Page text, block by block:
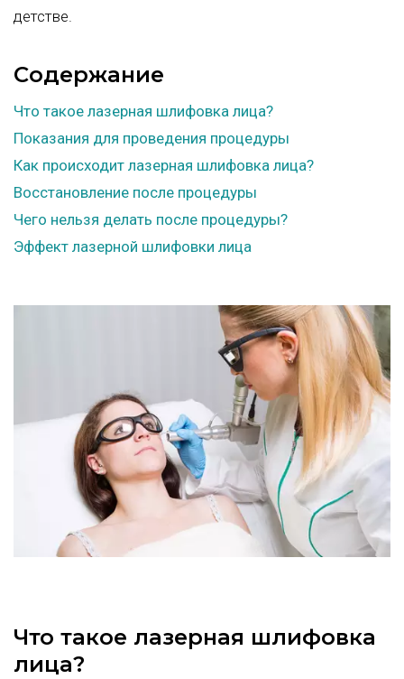
детстве.
Содержание
Что такое лазерная шлифовка лица?
Показания для проведения процедуры
Как происходит лазерная шлифовка лица?
Восстановление после процедуры
Чего нельзя делать после процедуры?
Эффект лазерной шлифовки лица
Что такое лазерная шлифовка
лица?